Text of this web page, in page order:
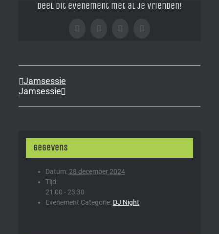
Deel dit evenement met al je vrienden!
Facebook
X TumblrPinterest
Jamsessie
Jamsessie
Gegevens
Datum: 28 december 2024
Tijd:
21:00 - 23:30
Evenement Categorie: DJ Night